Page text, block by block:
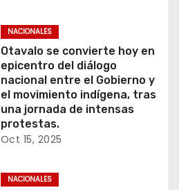
NACIONALES
Otavalo se convierte hoy en
epicentro del diálogo
nacional entre el Gobierno y
el movimiento indígena, tras
una jornada de intensas
protestas.
Oct 15, 2025
NACIONALES